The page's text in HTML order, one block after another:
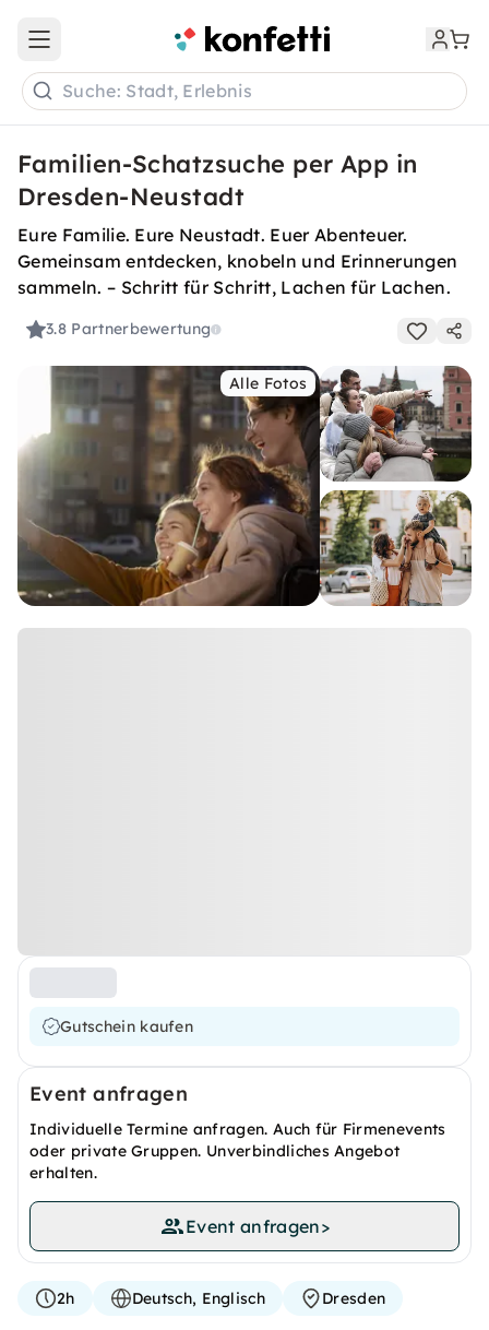
Open main menu
Suche: Stadt, Erlebnis
Familien-Schatzsuche per App in
Dresden-Neustadt
Eure Familie. Eure Neustadt. Euer Abenteuer.
Gemeinsam entdecken, knobeln und Erinnerungen
sammeln. – Schritt für Schritt, Lachen für Lachen.
3.8 Partnerbewertung
Alle Fotos
Gutschein kaufen
Event anfragen
Individuelle Termine anfragen. Auch für Firmenevents
oder private Gruppen. Unverbindliches Angebot
erhalten.
Event anfragen>
2h Deutsch, Englisch Dresden